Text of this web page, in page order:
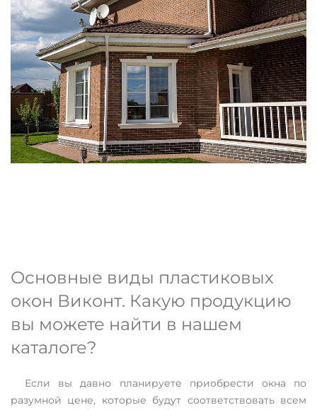
Основные виды пластиковых
окон Виконт. Какую продукцию
вы можете найти в нашем
каталоге?
Если вы давно планируете приобрести окна по
разумной цене, которые будут соответствовать всем